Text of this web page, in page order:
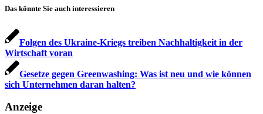
Das könnte Sie auch interessieren
Folgen des Ukraine-Kriegs treiben Nachhaltigkeit in der
Wirtschaft voran
Gesetze gegen Greenwashing: Was ist neu und wie können
sich Unternehmen daran halten?
Anzeige